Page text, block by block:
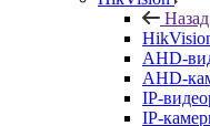
Назад
AHD-
AHD-
IP-
IP-